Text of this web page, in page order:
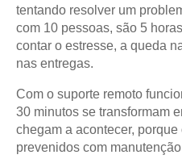
tentando resolver um
com 10 pessoas, são 5
contar o estresse, a queda
nas entregas.
Com o suporte remoto
30 minutos se transformam
chegam a acontecer,
prevenidos com